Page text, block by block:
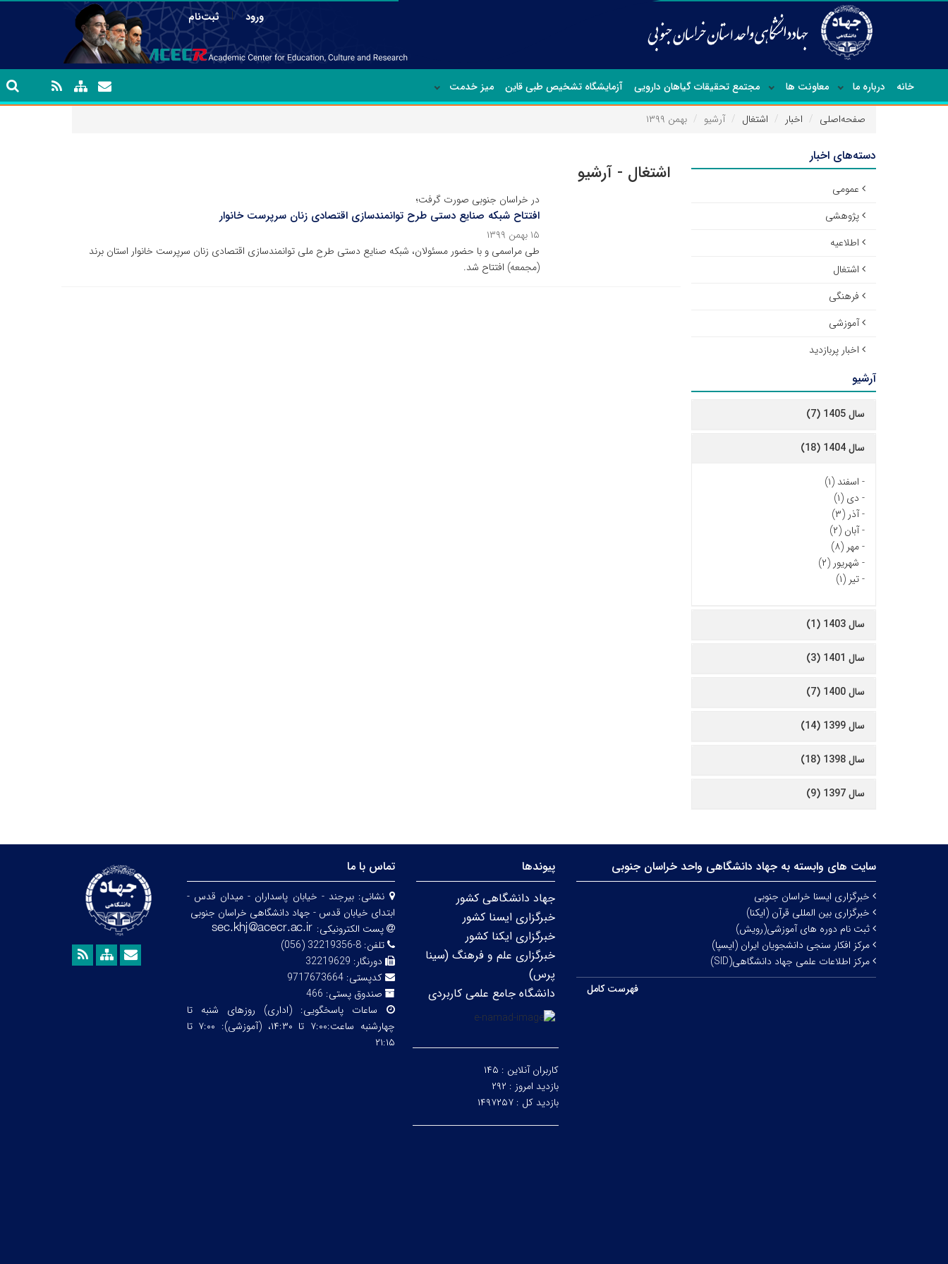
ورود | ثبت‌نام
خانه درباره ما معاونت ها مجتمع تحقیقات گیاهان دارویی آزمایشگاه تشخیص طبی قاین میز خدمت
صفحه‌اصلی اخبار اشتغال آرشیو بهمن ۱۳۹۹
اشتغال - آرشیو
در خراسان جنوبی صورت گرفت؛
افتتاح شبکه صنایع دستی طرح توانمندسازی اقتصادی زنان سرپرست خانوار
۱۵ بهمن ۱۳۹۹
طی مراسمی و با حضور مسئولان، شبکه صنایع دستی طرح ملی توانمندسازی اقتصادی زنان سرپرست خانوار استان برند
(مجمعه) افتتاح شد.
دسته‌های اخبار
عمومی
پژوهشی
اطلاعیه
اشتغال
فرهنگی
آموزشی
اخبار پربازدید
آرشیو
سال 1405 (7)
سال 1404 (18)
- اسفند (۱)
- دی (۱)
-آذر (۳)
-آبان (۲)
-مهر (۸)
- شهریور (۲)
-تیر (۱)
سال 1403 (1)
سال 1401 (3)
سال 1400 (7)
سال 1399 (14)
سال 1398 (18)
سال 1397 (9)
سایت های وابسته به جهاد دانشگاهی واحد خراسان جنوبی
خبرگزاری ایسنا خراسان جنوبی
خبرگزاری بین المللی قرآن (ایکنا)
ثبت نام دوره های آموزشی(رویش)
مرکز افکار سنجی دانشجویان ایران (ایسپا)
مرکز اطلاعات علمی جهاد دانشگاهی(SID)
فهرست کامل
پیوندها
جهاد دانشگاهی کشور
خبرگزاری ایسنا کشور
خبرگزاری ایکنا کشور
خبرگزاری علم و فرهنگ (سینا
پرس)
دانشگاه جامع علمی کاربردی
کاربران آنلاین : ۱۴۵
بازدید امروز : ۲۹۲
بازدید کل : ۱۴۹۷۲۵۷
تماس با ما
نشانی: بیرجند - خیابان پاسداران - میدان قدس -
ابتدای خیابان قدس - جهاد دانشگاهی خراسان جنوبی
پست الکترونیکی:
تلفن:8-32219356 (056)
دورنگار: 32219629
کدپستی:9717673664
صندوق پستی: 466
ساعات پاسخگویی: (اداری) روزهای شنبه تا
چهارشنبه ساعت:۷:۰۰ تا ۱۴:۳۰، (آموزشی): ۷:۰۰ تا
۲۱:۱۵